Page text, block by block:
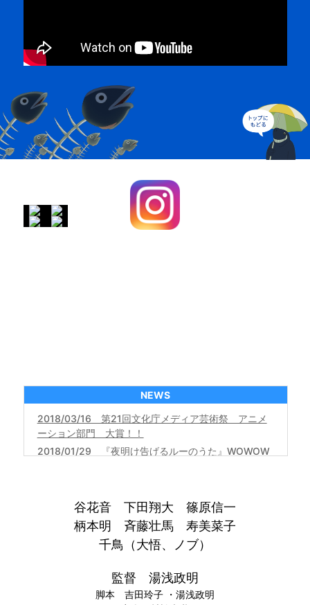
NEWS
2018/03/16 第21回文化庁メディア芸術祭 アニメ
ーション部門 大賞！！
2018/01/29 『夜明け告げるルーのうた』WOWOW
2017/09/19 《シッチェス・カタロニア国際ファン
タスティック映画祭》のアニメーション部門にノミネ
2017/07/07 《オタワ国際アニメーション映画祭》
谷花音 下田翔大 篠原信一
柄本明 斉藤壮馬 寿美菜子
千鳥（大悟、ノブ）
監督 湯浅政明
脚本 吉田玲子 ・湯浅政明